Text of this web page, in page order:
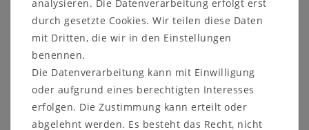
Weitere Informationen zum
Möbelstück
Schließmechanismus mit Dämpfer
Maße:
durch gesetzte Cookies. Wir teilen diese Daten
mit Dritten, die wir in den Einstellungen
benennen.
Die Datenverarbeitung kann mit Einwilligung
oder aufgrund eines berechtigten Interesses
erfolgen. Die Zustimmung kann erteilt oder
abgelehnt werden. Es besteht das Recht, nicht